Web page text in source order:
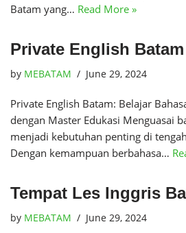
Batam yang… Read More »
Private English Batam
by MEBATAM June 29, 2024
Private English Batam: Belajar
dengan Master Edukasi Menguasai
menjadi kebutuhan penting di
Dengan kemampuan berbahasa…
Tempat Les Inggris
by MEBATAM June 29, 2024